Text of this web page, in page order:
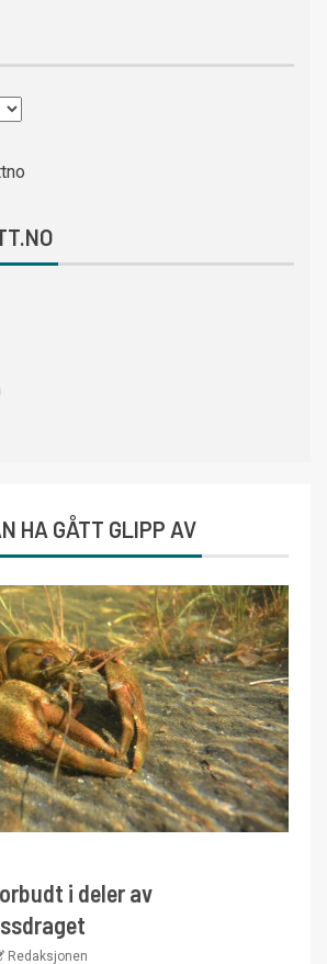
HA GÅTT GLIPP AV
i deler av
Redaksjonen